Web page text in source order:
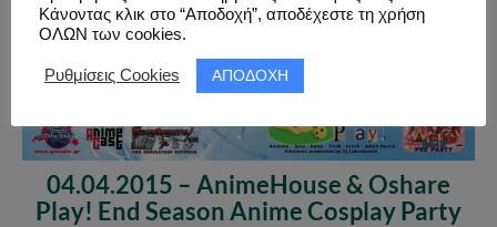
04.04.2015 – AnimeHouse & Oshare
Play! End Season Anime Cosplay Party
Κάνοντας κλικ στο “Αποδοχή”, αποδέχεστε τη χρήση
ΟΛΩΝ των cookies.
Ρυθμίσεις Cookies ΑΠΟΔΟΧΗ